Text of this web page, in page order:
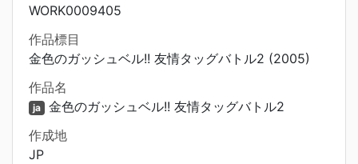
WORK0009405
作品標目
金色のガッシュベル!! 友情タッグバトル2 (2005)
作品名
ja 金色のガッシュベル!! 友情タッグバトル2
作成地
JP